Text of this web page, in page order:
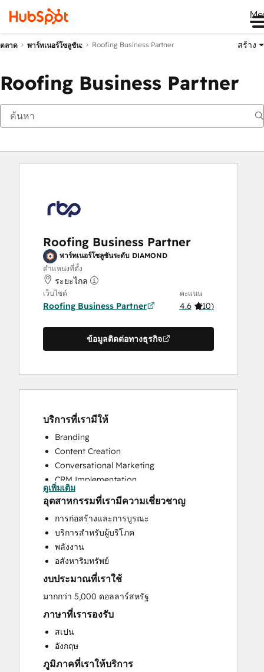
ตลาด พาร์ทเนอร์โซลูชัน: Roofing Business Partner สร้าง
Roofing Business Partner
Roofing Business Partner
พาร์ทเนอร์โซลูชันระดับ DIAMOND
ตำแหน่งที่ตั้ง
ระยะไกล
เว็บไซต์
Roofing Business Partner
คะแนน
4.6 (10)
ข้อมูลติดต่อทางธุรกิจ
บริการที่เรามีให้
Branding
Content Creation
Conversational Marketing
CRM Implementation
CRM Migration
Custom API Integrations
Customer Marketing
Customer Success Training
Customer Support Training
Email Marketing
Full Inbound Marketing Services
HubSpot Onboarding
Knowledge Base Development
Paid Advertising
Programmable Automation
Sales and Marketing Alignment
Sales Coaching and Training
ดูเพิ่มเติม
อุตสาหกรรมที่เรามีความเชี่ยวชาญ
การก่อสร้างและการบูรณะ
บริการสำหรับผู้บริโภค
พลังงาน
อสังหาริมทรัพย์
งบประมาณที่เราใช้
มากกว่า 5,000 ดอลลาร์สหรัฐ
ภาษาที่เรารองรับ
สเปน
อังกฤษ
ภูมิภาคที่เราให้บริการ